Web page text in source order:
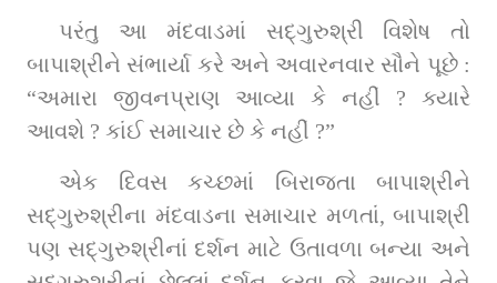
પરંતુ આ મંદવાડમાં સદ્‌ગુરુશ્રી વિશેષ તો
બાપાશ્રીને સંભાર્યા કરે અને અવારનવાર સૌને પૂછે :
“અમારા જીવનપ્રાણ આવ્યા કે નહીં ? ક્યારે
આવશે ? કાંઈ સમાચાર છે કે નહીં ?”
એક દિવસ કચ્છમાં બિરાજતા બાપાશ્રીને
સદ્‌ગુરુશ્રીના મંદવાડના સમાચાર મળતાં, બાપાશ્રી
પણ સદ્‌ગુરુશ્રીનાં દર્શન માટે ઉતાવળા બન્યા અને